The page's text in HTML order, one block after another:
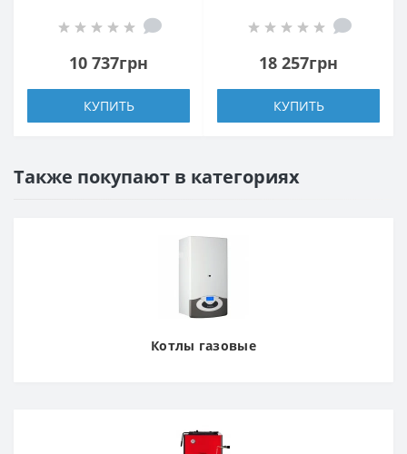
10 737грн
КУПИТЬ
ножками и рамой
18 257грн
КУПИТЬ
Также покупают в категориях
Котлы газовые